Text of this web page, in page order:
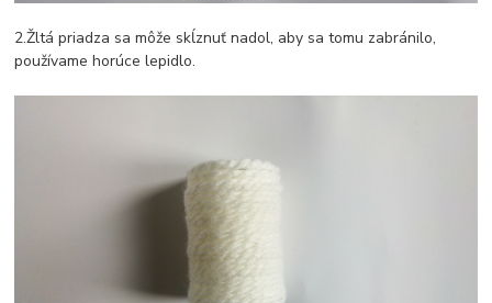
2.Žltá priadza sa môže skĺznuť nadol, aby sa tomu zabránilo,
používame horúce lepidlo.